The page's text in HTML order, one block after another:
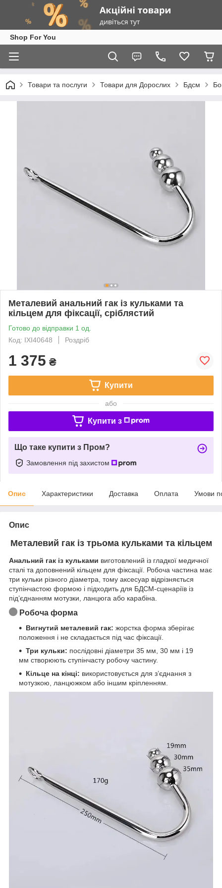
Shop For You
Товари та послуги Товари для Дорослих Бдсм
Металевий анальний гак із кульками та
кільцем для фіксації, сріблястий
Готово до відправки 1 од.
Код: IXI40648
Роздріб
1 375 ₴
Купити
або
Купити з
Що таке купити з Пром?
Замовлення під захистом
Опис Характеристики Доставка Оплата Умови
Опис
Металевий гак із трьома кульками та кільцем
Анальний гак із кульками виготовлений із гладкої медичної
сталі та доповнений кільцем для фіксації. Робоча частина має
три кульки різного діаметра, тому аксесуар відрізняється
ступінчастою формою і підходить для БДСМ-сценаріїв із
під’єднанням мотузки, ланцюга або карабіна.
Робоча форма
Вигнутий металевий гак: жорстка форма зберігає
положення і не складається під час фіксації.
Три кульки: послідовні діаметри 35 мм, 30 мм і 19
мм створюють ступінчасту робочу частину.
Кільце на кінці: використовується для з’єднання з
мотузкою, ланцюжком або іншим кріпленням.